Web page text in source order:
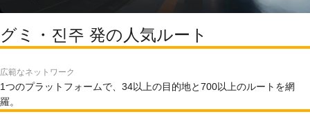
グミ・진주 発の人気ルート
広範なネットワーク
1つのプラットフォームで、34以上の目的地と700以上のルートを網
羅。